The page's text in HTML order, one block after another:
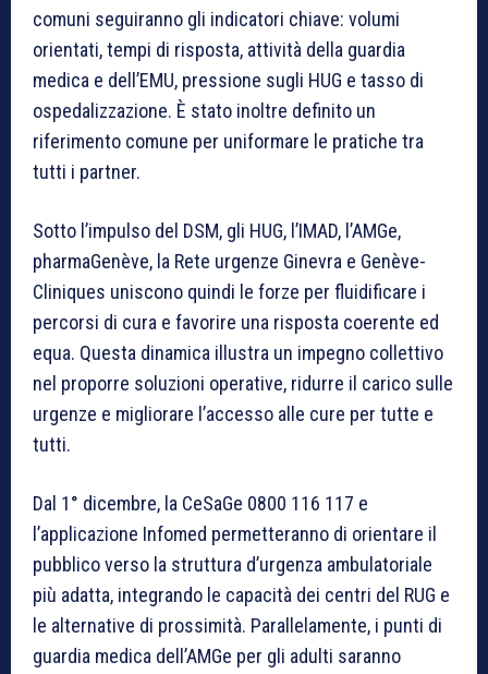
comuni seguiranno gli indicatori chiave: volumi
orientati, tempi di risposta, attività della guardia
medica e dell’EMU, pressione sugli HUG e tasso di
ospedalizzazione. È stato inoltre definito un
riferimento comune per uniformare le pratiche tra
tutti i partner.
Sotto l’impulso del DSM, gli HUG, l’IMAD, l’AMGe,
pharmaGenève, la Rete urgenze Ginevra e Genève-
Cliniques uniscono quindi le forze per fluidificare i
percorsi di cura e favorire una risposta coerente ed
equa. Questa dinamica illustra un impegno collettivo
nel proporre soluzioni operative, ridurre il carico sulle
urgenze e migliorare l’accesso alle cure per tutte e
tutti.
Dal 1° dicembre, la CeSaGe 0800 116 117 e
l’applicazione Infomed permetteranno di orientare il
pubblico verso la struttura d’urgenza ambulatoriale
più adatta, integrando le capacità dei centri del RUG e
le alternative di prossimità. Parallelamente, i punti di
guardia medica dell’AMGe per gli adulti saranno